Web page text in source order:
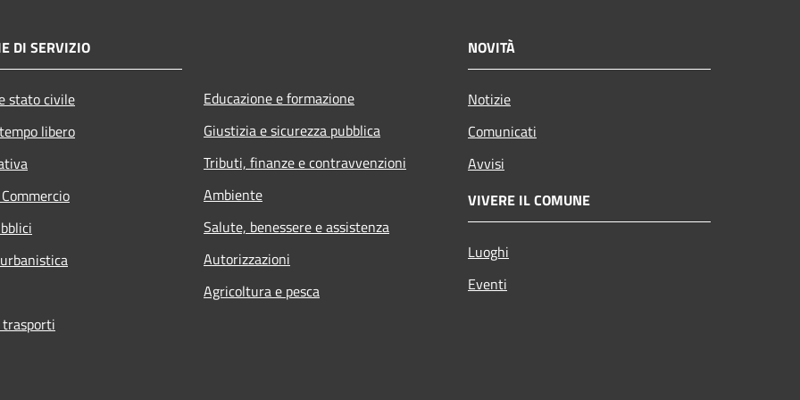
DI SERVIZIO
stato civile
libero
Educazione e formazione
Giustizia e sicurezza pubblica
Tributi, finanze e contravvenzioni
Ambiente
Salute, benessere e assistenza
Autorizzazioni
Agricoltura e pesca
NOVITÀ
Notizie
Comunicati
Avvisi
VIVERE IL COMUNE
Luoghi
Eventi